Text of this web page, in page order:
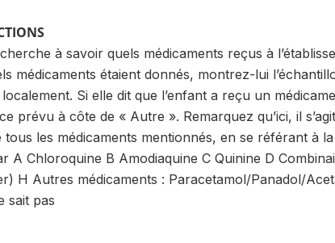
à savoir quels médicaments reçus à
médicaments étaient donnés, montrez-lui
Si elle dit que l’enfant a reçu un
prévu à côte de « Autre ». Remarquez qu’ici, il
tous les médicaments mentionnés, en se référant à
A Chloroquine B Amodiaquine C Quinine D
H Autres médicaments : Paracetamol/Panadol/
sait pas